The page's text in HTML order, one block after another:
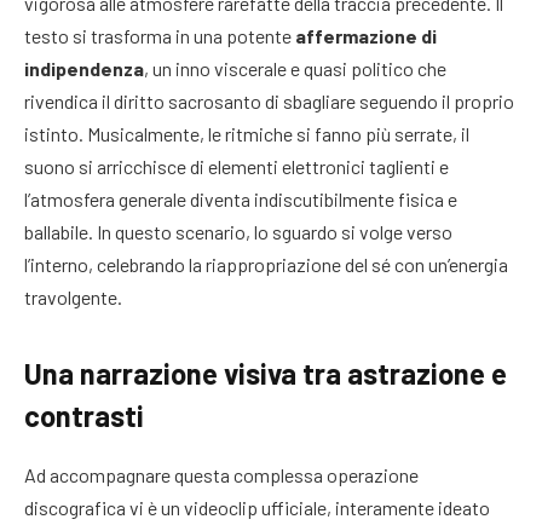
testo si trasforma in una potente affermazione di
indipendenza, un inno viscerale e quasi politico che
rivendica il diritto sacrosanto di sbagliare seguendo il proprio
istinto. Musicalmente, le ritmiche si fanno più serrate, il
suono si arricchisce di elementi elettronici taglienti e
l’atmosfera generale diventa indiscutibilmente fisica e
ballabile. In questo scenario, lo sguardo si volge verso
l’interno, celebrando la riappropriazione del sé con un’energia
travolgente.
Una narrazione visiva tra astrazione e
contrasti
Ad accompagnare questa complessa operazione
discografica vi è un videoclip ufficiale, interamente ideato